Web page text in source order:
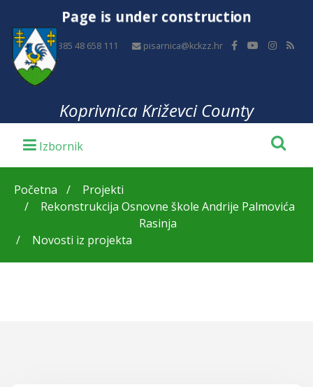
Page is under construction
+385 48 658 111 pisarnica@kckzz.hr
Koprivnica Križevci County
Početna
Projekti
Rekonstrukcija Osnovne škole Andrije Palmovića
Rasinja
Novosti iz projekta